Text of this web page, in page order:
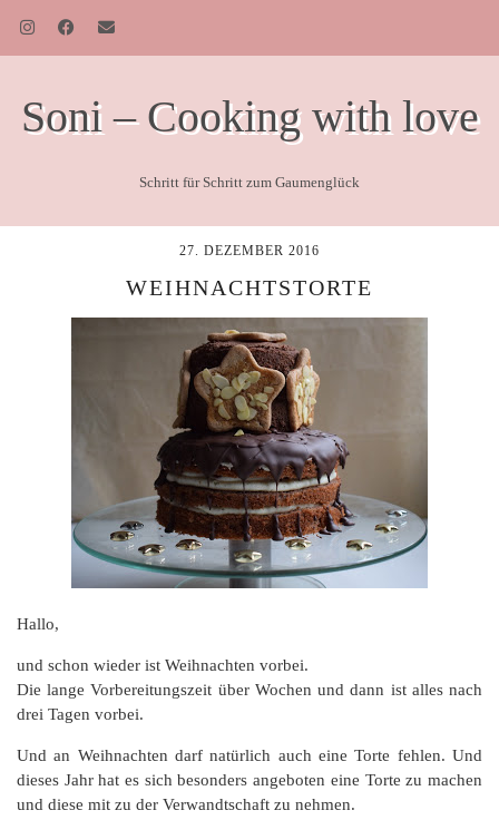
Soni – Cooking with love
Schritt für Schritt zum Gaumenglück
27. DEZEMBER 2016
WEIHNACHTSTORTE
Hallo,
und schon wieder ist Weihnachten vorbei.
Die lange Vorbereitungszeit über Wochen und dann ist alles nach
drei Tagen vorbei.
Und an Weihnachten darf natürlich auch eine Torte fehlen. Und
dieses Jahr hat es sich besonders angeboten eine Torte zu machen
und diese mit zu der Verwandtschaft zu nehmen.